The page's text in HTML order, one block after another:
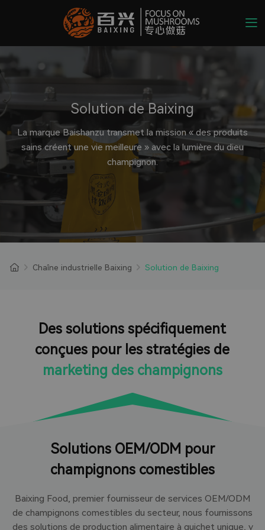
Solution de Baixing
La marque Baishanzu transmet la mission « des produits
sains créent une vie meilleure » ​​avec la lumière du dieu
champignon.
Chaîne industrielle Baixing Solution de Baixing
Des solutions spécifiquement
conçues pour lesstratégies de
marketing des champignons
Solutions OEM/ODM pour
champignons comestibles
Baixing Food, premier fournisseur de services OEM/ODM
de champignons comestibles du secteur, nous fournissons
des solutions de production alimentaire à guichet unique, y